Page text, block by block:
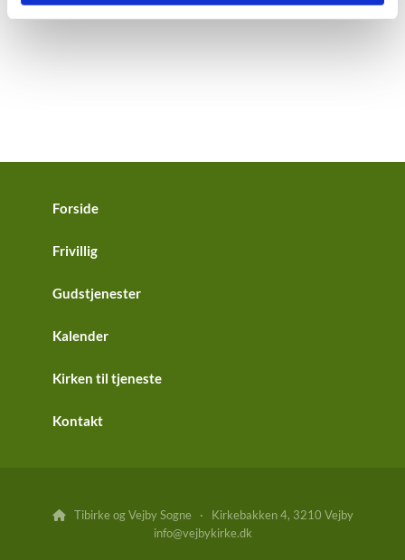
Forside
Frivillig
Gudstjenester
Kalender
Kirken til tjeneste
Kontakt
Tibirke og Vejby Sogne · Kirkebakken 4, 3210 Vejby
info@vejbykirke.dk